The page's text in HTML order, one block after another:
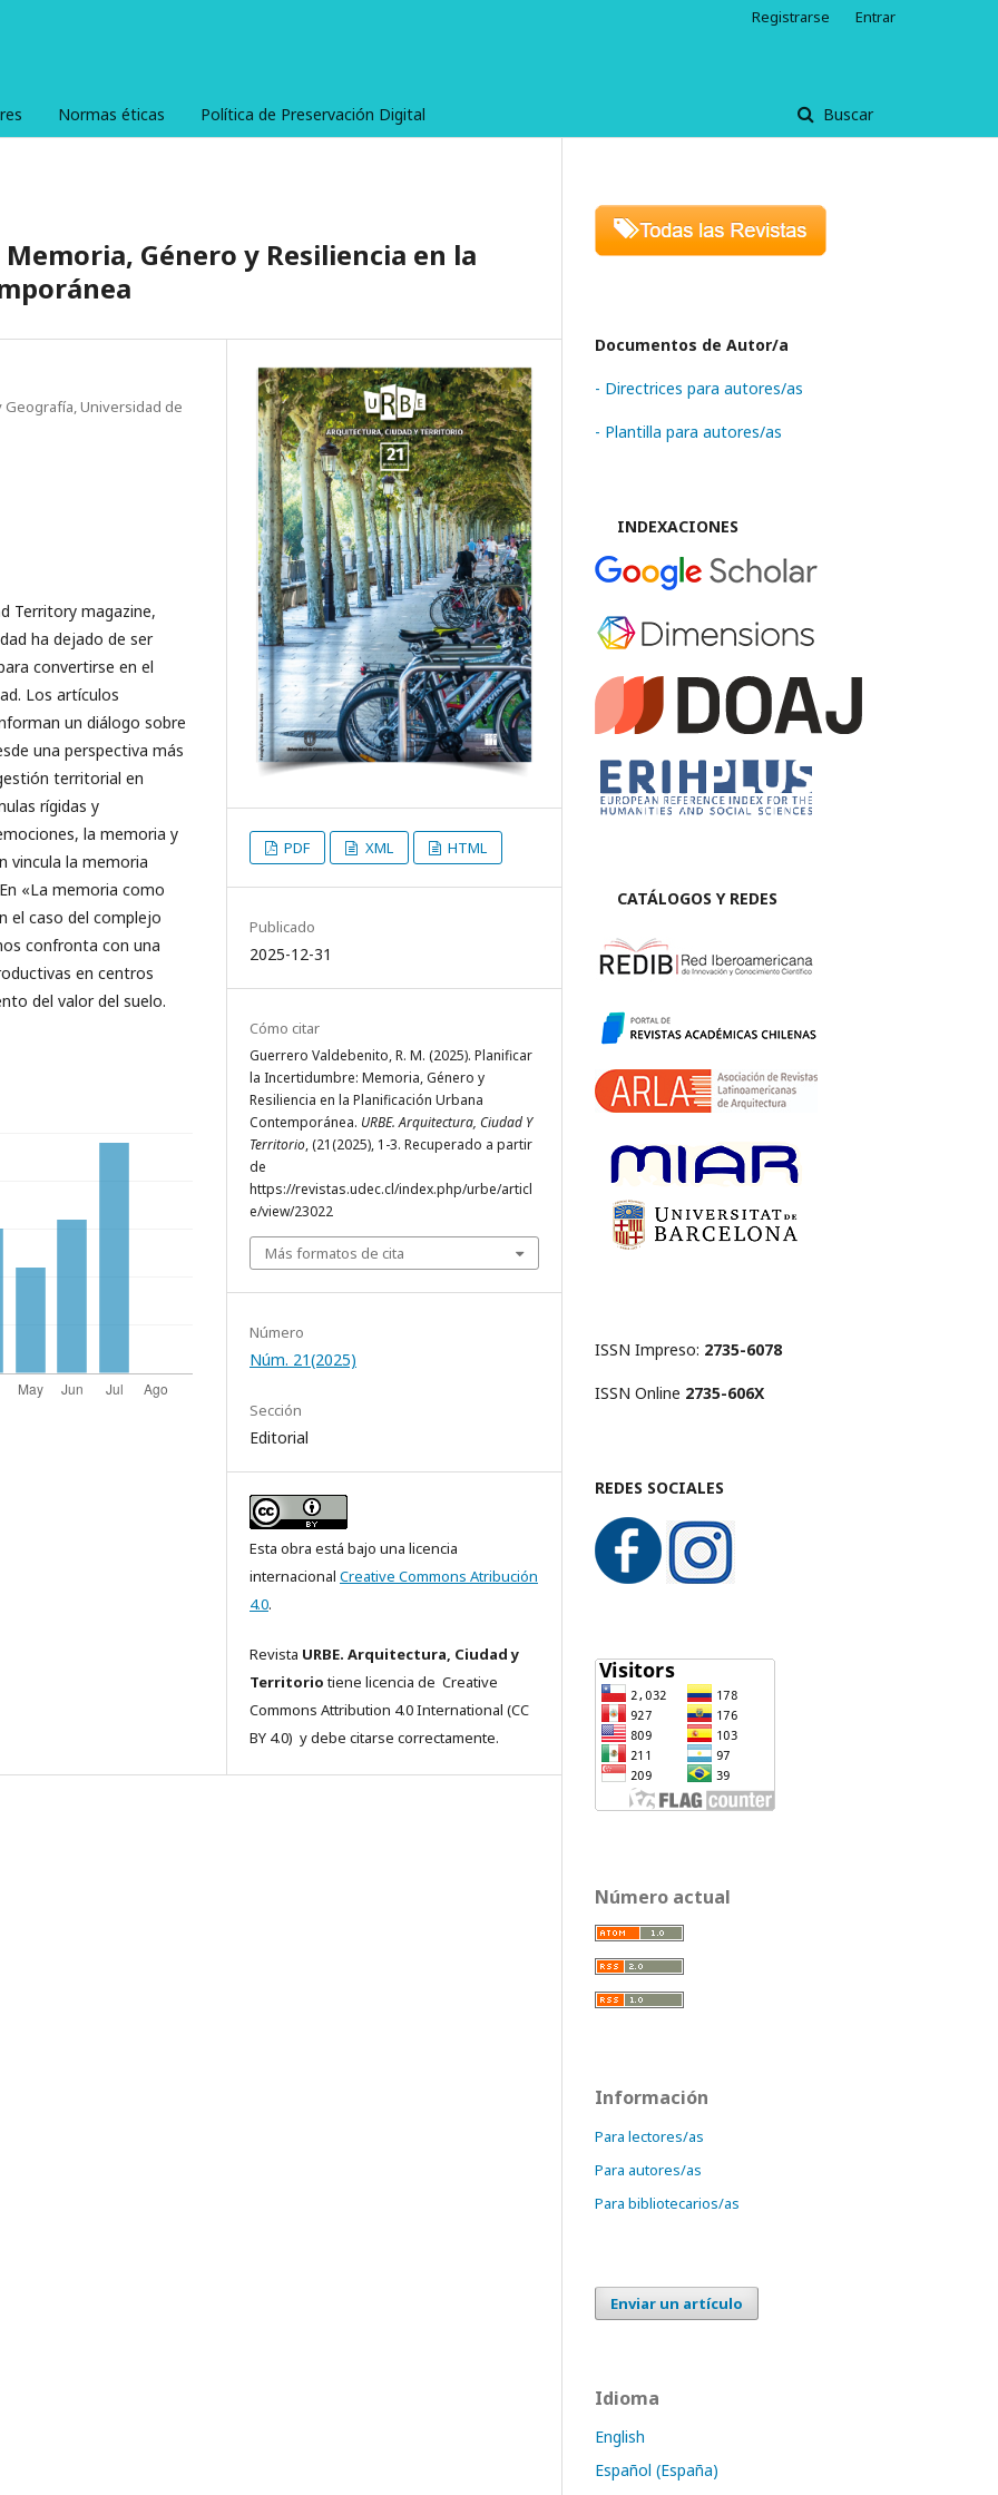
Normas éticas Política de Preservación Digital Buscar
Registrarse Entrar
Género y Resiliencia en la
Universidad de
Territory magazine,
ha dejado de ser
convertirse en el
Los artículos
un diálogo sobre
una perspectiva más
territorial en
rígidas y
la memoria y
vincula la memoria
«La memoria como
el caso del complejo
confronta con una
en centros
del valor del suelo.
PDF XML HTML
Publicado
2025-12-31
Cómo citar
Guerrero Valdebenito, R. M. (2025). Planificar
la Incertidumbre: Memoria, Género y
Resiliencia en la Planificación Urbana
Contemporánea. URBE. Arquitectura, Ciudad Y
Territorio, (21(2025), 1-3. Recuperado a partir
de
https://revistas.udec.cl/index.php/urbe/articl
e/view/23022
Más formatos de cita
Número
Núm. 21(2025)
Sección
Editorial
Esta obra está bajo una licencia
internacional Creative Commons Atribución
4.0.
Revista URBE. Arquitectura, Ciudad y
Territoriotiene licencia de Creative
Commons Attribution 4.0 International (CC
BY 4.0) y debe citarse correctamente.
Documentos de Autor/a
- Directrices para autores/as
- Plantilla para autores/as
INDEXACIONES
CATÁLOGOS Y REDES
ISSN Impreso: 2735-6078
ISSN Online 2735-606X
REDES SOCIALES
Número actual
Información
Para lectores/as
Para autores/as
Para bibliotecarios/as
Enviar un artículo
Idioma
English
Español (España)